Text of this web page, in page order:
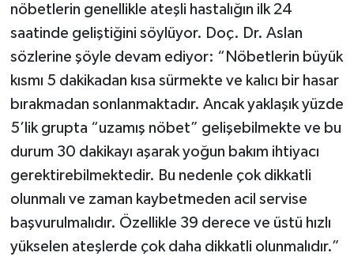
nöbetlerin genellikle ateşli hastalığın ilk 24
saatinde geliştiğini söylüyor. Doç. Dr. Aslan
sözlerine şöyle devam ediyor: “Nöbetlerin büyük
kısmı 5 dakikadan kısa sürmekte ve kalıcı bir hasar
bırakmadan sonlanmaktadır. Ancak yaklaşık yüzde
5’lik grupta “uzamış nöbet” gelişebilmekte ve bu
durum 30 dakikayı aşarak yoğun bakım ihtiyacı
gerektirebilmektedir. Bu nedenle çok dikkatli
olunmalı ve zaman kaybetmeden acil servise
başvurulmalıdır. Özellikle 39 derece ve üstü hızlı
yükselen ateşlerde çok daha dikkatli olunmalıdır.”